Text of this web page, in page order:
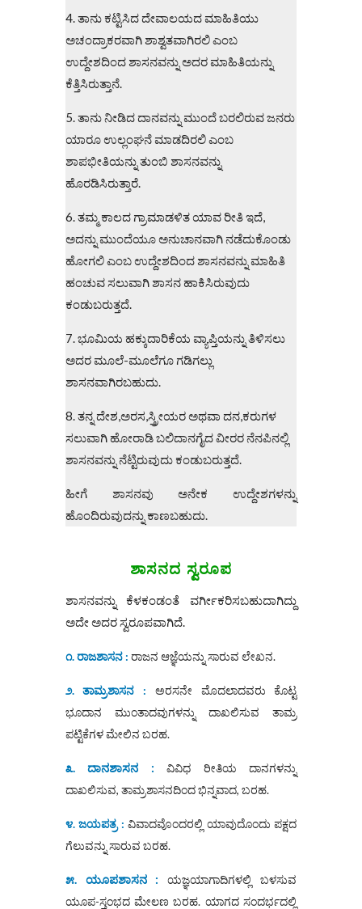
4. ತಾನು ಕಟ್ಟಿಸಿದ ದೇವಾಲಯದ ಮಾಹಿತಿಯು
ಅಚಂದ್ರಾಕರವಾಗಿ ಶಾಶ್ವತವಾಗಿರಲಿ ಎಂಬ
ಉದ್ದೇಶದಿಂದ ಶಾಸನವನ್ನು ಅದರ ಮಾಹಿತಿಯನ್ನು
ಕೆತ್ತಿಸಿರುತ್ತಾನೆ.
5. ತಾನು ನೀಡಿದ ದಾನವನ್ನು ಮುಂದೆ ಬರಲಿರುವ ಜನರು
ಯಾರೂ ಉಲ್ಲಂಘನೆ ಮಾಡದಿರಲಿ ಎಂಬ
ಶಾಪಭೀತಿಯನ್ನು ತುಂಬಿ ಶಾಸನವನ್ನು
ಹೊರಡಿಸಿರುತ್ತಾರೆ.
6. ತಮ್ಮ ಕಾಲದ ಗ್ರಾಮಾಡಳಿತ ಯಾವ ರೀತಿ ಇದೆ,
ಅದನ್ನು ಮುಂದೆಯೂ ಅನುಚಾನವಾಗಿ ನಡೆದುಕೊಂಡು
ಹೋಗಲಿ ಎಂಬ ಉದ್ದೇಶದಿಂದ ಶಾಸನವನ್ನು ಮಾಹಿತಿ
ಹಂಚುವ ಸಲುವಾಗಿ ಶಾಸನ ಹಾಕಿಸಿರುವುದು
ಕಂಡುಬರುತ್ತದೆ.
7. ಭೂಮಿಯ ಹಕ್ಕುದಾರಿಕೆಯ ವ್ಯಾಪ್ತಿಯನ್ನು ತಿಳಿಸಲು
ಅದರ ಮೂಲೆ-ಮೂಲೆಗೂ ಗಡಿಗಲ್ಲು
ಶಾಸನವಾಗಿರಬಹುದು.
8. ತನ್ನ ದೇಶ,ಅರಸ,ಸ್ತ್ರೀಯರ ಅಥವಾ ದನ,ಕರುಗಳ
ಸಲುವಾಗಿ ಹೋರಾಡಿ ಬಲಿದಾನಗೈದ ವೀರರ ನೆನಪಿನಲ್ಲಿ
ಶಾಸನವನ್ನು ನೆಟ್ಟಿರುವುದು ಕಂಡುಬರುತ್ತದೆ.
ಹೀಗೆ ಶಾಸನವು ಅನೇಕ ಉದ್ದೇಶಗಳನ್ನು
ಹೊಂದಿರುವುದನ್ನು ಕಾಣಬಹುದು.
ಶಾಸನದ ಸ್ವರೂಪ
ಶಾಸನವನ್ನು ಕೆಳಕಂಡಂತೆ ವರ್ಗೀಕರಿಸಬಹುದಾಗಿದ್ದು
ಅದೇ ಅದರ ಸ್ವರೂಪವಾಗಿದೆ.
೧. ರಾಜಶಾಸನ : ರಾಜನ ಆಜ್ಞೆಯನ್ನು ಸಾರುವ ಲೇಖನ.
೨. ತಾಮ್ರಶಾಸನ : ಅರಸನೇ ಮೊದಲಾದವರು ಕೊಟ್ಟ
ಭೂದಾನ ಮುಂತಾದವುಗಳನ್ನು ದಾಖಲಿಸುವ ತಾಮ್ರ
ಪಟ್ಟಿಕೆಗಳ ಮೇಲಿನ ಬರಹ.
೩. ದಾನಶಾಸನ : ವಿವಿಧ ರೀತಿಯ ದಾನಗಳನ್ನು
ದಾಖಲಿಸುವ, ತಾಮ್ರಶಾಸನದಿಂದ ಭಿನ್ನವಾದ, ಬರಹ.
೪. ಜಯಪತ್ರ :ವಿವಾದವೊಂದರಲ್ಲಿ ಯಾವುದೊಂದು ಪಕ್ಷದ
ಗೆಲುವನ್ನು ಸಾರುವ ಬರಹ.
೫. ಯೂಪಶಾಸನ : ಯಜ್ಞಯಾಗಾದಿಗಳಲ್ಲಿ ಬಳಸುವ
ಯೂಪ-ಸ್ತಂಭದ ಮೇಲಣ ಬರಹ. ಯಾಗದ ಸಂದರ್ಭದಲ್ಲಿ